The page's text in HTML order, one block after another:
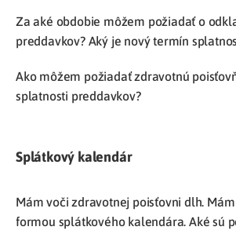
Za aké obdobie môžem požiadať o
preddavkov? Aký je nový termín
Ako môžem požiadať zdravotnú
splatnosti preddavkov?
Splátkový kalendár
Mám voči zdravotnej poisťovni dlh.
formou splátkového kalendára. Aké sú